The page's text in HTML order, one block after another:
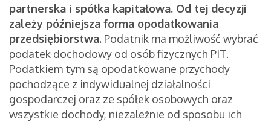
partnerska i spółka kapitałowa. Od tej decyzji
zależy późniejsza forma opodatkowania
przedsiębiorstwa. Podatnik ma możliwość wybrać
podatek dochodowy od osób fizycznych PIT.
Podatkiem tym są opodatkowane przychody
pochodzące z indywidualnej działalności
gospodarczej oraz ze spółek osobowych oraz
wszystkie dochody, niezależnie od sposobu ich